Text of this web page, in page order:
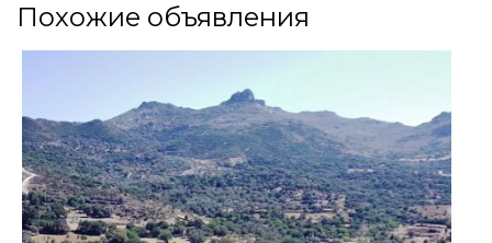
Похожие объявления